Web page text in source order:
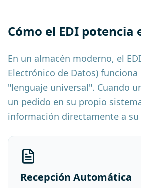
Cómo el EDI potencia
En un almacén moderno, el
Electrónico de Datos) funciona
"lenguaje universal". Cuando
un pedido en su propio
información directamente a su
Recepción Automática